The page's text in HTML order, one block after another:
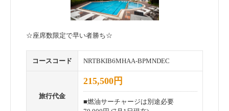
☆座席数限定で早い者勝ち☆
コースコード NRTBKIB6MHAA-BPMNDEC
旅行代金
215,500円
■燃油サーチャージは別途必要